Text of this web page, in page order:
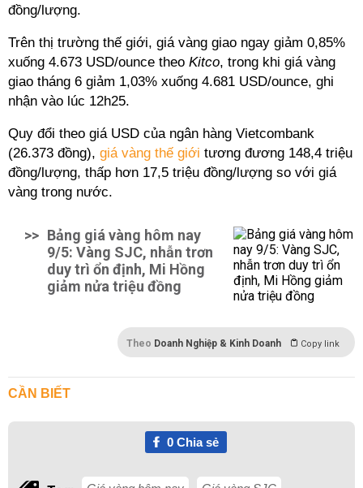
đồng/lượng.
Trên thị trường thế giới, giá vàng giao ngay giảm 0,85%
xuống 4.673 USD/ounce theo Kitco, trong khi giá vàng
giao tháng 6 giảm 1,03% xuống 4.681 USD/ounce, ghi
nhận vào lúc 12h25.
Quy đổi theo giá USD của ngân hàng Vietcombank
(26.373 đồng), giá vàng thế giới tương đương 148,4 triệu
đồng/lượng, thấp hơn 17,5 triệu đồng/lượng so với giá
vàng trong nước.
>> Bảng giá vàng hôm nay
9/5: Vàng SJC, nhẫn trơn
duy trì ổn định, Mi Hồng
giảm nửa triệu đồng
Theo Doanh Nghiệp & Kinh Doanh Copy link
CẦN BIẾT
0Chia sẻ